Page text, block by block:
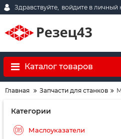
Здравствуйте, войдите в личный
Каталог товаров
Главная Запчасти для станков
Категории
Маслоуказатели